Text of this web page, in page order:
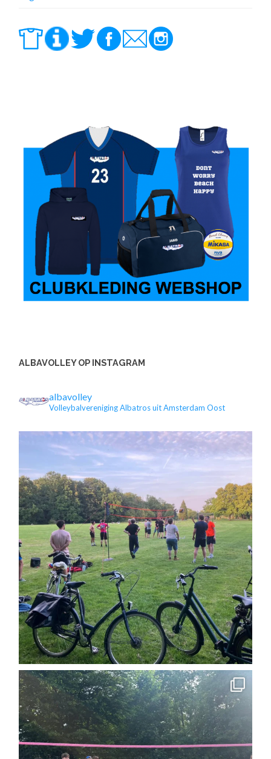
ALBAVOLLEY OP INSTAGRAM
albavolley
Volleybalvereniging Albatros uit Amsterdam Oost